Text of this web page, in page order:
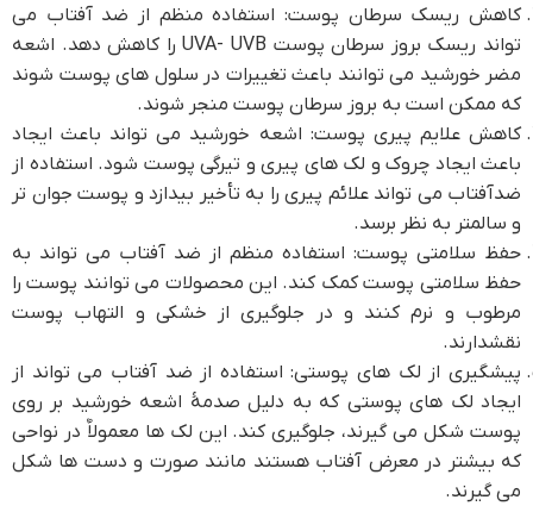
کاهش ریسک سرطان پوست: استفاده منظم از ضد آفتاب می
تواند ریسک بروز سرطان پوست UVA- UVB را کاهش دهد. اشعه
مضر خورشید می توانند باعث تغییرات در سلول های پوست شوند
که ممکن است به بروز سرطان پوست منجر شوند.
کاهش علایم پیری پوست: اشعه خورشید می تواند باعث ایجاد
باعث ایجاد چروک و لک های پیری و تیرگی پوست شود. استفاده از
ضدآفتاب می تواند علائم پیری را به تأخیر بیدازد و پوست جوان تر
و سالمتر به نظر برسد.
حفظ سلامتی پوست: استفاده منظم از ضد آفتاب می تواند به
حفظ سلامتی پوست کمک کند. این محصولات می توانند پوست را
مرطوب و نرم کنند و در جلوگیری از خشکی و التهاب پوست
نقشدارند.
پیشگیری از لک های پوستی: استفاده از ضد آفتاب می تواند از
ایجاد لک های پوستی که به دلیل صدمۀ اشعه خورشید بر روی
پوست شکل می گیرند، جلوگیری کند. این لک ها معمولاٌ در نواحی
که بیشتر در معرض آفتاب هستند مانند صورت و دست ها شکل
می گیرند.